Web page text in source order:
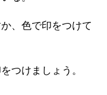
、色で印をつけて
つけましょう。